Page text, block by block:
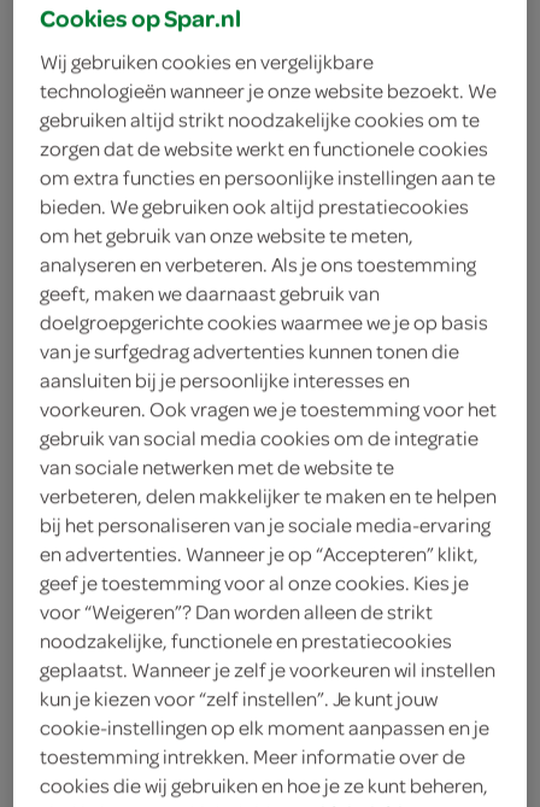
Lokale Bakker spelt licht
Lokale Bakker
4.
84
1 Stuks
Let op: aanbiedingen zijn niet zichtbaar bij de
producten, maar worden wél automatisch
verwerkt in de winkelmand.
omschrijving
Cookies op Spar.nl
Wij gebruiken cookies en vergelijkbare
technologieën wanneer je onze website bezoekt. We
gebruiken altijd strikt noodzakelijke cookies om te
zorgen dat de website werkt en functionele cookies
om extra functies en persoonlijke instellingen aan te
bieden. We gebruiken ook altijd prestatiecookies
om het gebruik van onze website te meten,
analyseren en verbeteren. Als je ons toestemming
geeft, maken we daarnaast gebruik van
doelgroepgerichte cookies waarmee we je op basis
van je surfgedrag advertenties kunnen tonen die
aansluiten bij je persoonlijke interesses en
voorkeuren. Ook vragen we je toestemming voor het
gebruik van social media cookies om de integratie
van sociale netwerken met de website te
verbeteren, delen makkelijker te maken en te helpen
bij het personaliseren van je sociale media-ervaring
en advertenties. Wanneer je op “Accepteren” klikt,
geef je toestemming voor al onze cookies. Kies je
voor “Weigeren”? Dan worden alleen de strikt
noodzakelijke, functionele en prestatiecookies
geplaatst. Wanneer je zelf je voorkeuren wil instellen
kun je kiezen voor “zelf instellen”. Je kunt jouw
cookie-instellingen op elk moment aanpassen en je
toestemming intrekken. Meer informatie over de
cookies die wij gebruiken en hoe je ze kunt beheren,